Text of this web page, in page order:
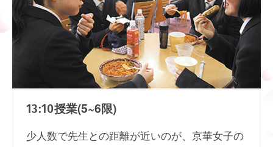
13:10授業(5~6限)
少人数で先生との距離が近いのが、京華女子の